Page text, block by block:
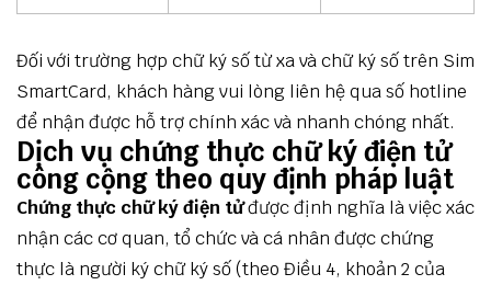
Đối với trường hợp chữ ký số từ xa và chữ ký số trên Sim
SmartCard, khách hàng vui lòng liên hệ qua số hotline
để nhận được hỗ trợ chính xác và nhanh chóng nhất.
Dịch vụ chứng thực chữ ký điện tử
công cộng theo quy định pháp luật
Chứng thực chữ ký điện tửđược định nghĩa là việc xác
nhận các cơ quan, tổ chức và cá nhân được chứng
thực là người ký chữ ký số (theo Điều 4, khoản 2 của